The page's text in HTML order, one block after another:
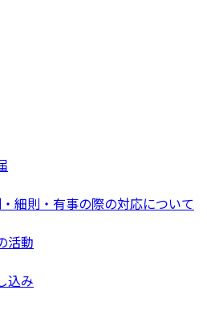
細則・有事の際の対応について
活動
込み